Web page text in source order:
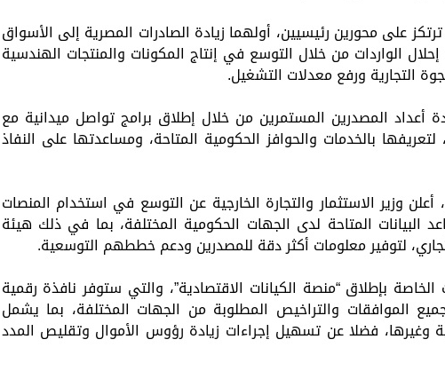
ترتكز على محورين رئيسيين، أولهما زيادة الصادرات المصرية إلى الأسواق
إحلال الواردات من خلال التوسع في إنتاج المكونات والمنتجات الهندسية
التجارية ورفع معدلات التشغيل.
أعداد المصدرين المستمرين من خلال إطلاق برامج تواصل ميدانية مع
بالخدمات والحوافز الحكومية المتاحة، ومساعدتها على النفاذ
وزير الاستثمار والتجارة الخارجية عن التوسع في استخدام المنصات
البيانات المتاحة لدى الجهات الحكومية المختلفة، بما في ذلك هيئة
لتوفير معلومات أكثر دقة للمصدرين ودعم خططهم التوسعية.
بإطلاق “منصة الكيانات الاقتصادية”، والتي ستوفر نافذة رقمية
الموافقات والتراخيص المطلوبة من الجهات المختلفة، بما يشمل
وغيرها، فضلا عن تسهيل إجراءات زيادة رؤوس الأموال وتقليص المدد